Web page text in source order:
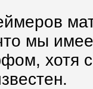
мы
хотя